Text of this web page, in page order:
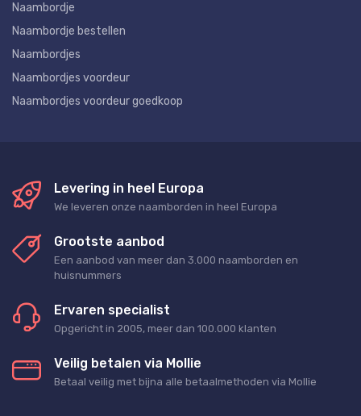
Naambordje
Naambordje bestellen
Naambordjes
Naambordjes voordeur
Naambordjes voordeur goedkoop
Levering in heel Europa
We leveren onze naamborden in heel Europa
Grootste aanbod
Een aanbod van meer dan 3.000 naamborden en
huisnummers
Ervaren specialist
Opgericht in 2005, meer dan 100.000 klanten
Veilig betalen via Mollie
Betaal veilig met bijna alle betaalmethoden via Mollie